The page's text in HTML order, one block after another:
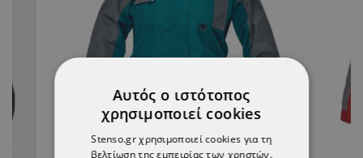
Αυτός ο ιστότοπος
χρησιμοποιεί cookies
Stenso.gr χρησιμοποιεί cookies για τη
βελτίωση της εμπειρίας των χρηστών.